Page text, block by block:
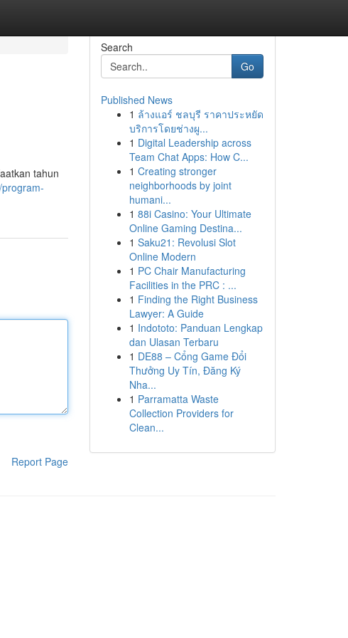
tahun
Report Page
Search
Go
Published News
1 ล้างแอร์ ชลบุรี ราคาประหยัด
บริการโดยช่างผู...
1 Digital Leadership across
Team Chat Apps: How C...
1 Creating stronger
neighborhoods by joint
humani...
1 88i Casino: Your Ultimate
Online Gaming Destina...
1 Saku21: Revolusi Slot
Online Modern
1 PC Chair Manufacturing
Facilities in the PRC : ...
1 Finding the Right Business
Lawyer: A Guide
1 Indototo: Panduan Lengkap
dan Ulasan Terbaru
1 DE88 – Cổng Game Đổi
Thưởng Uy Tín, Đăng Ký
Nha...
1 Parramatta Waste
Collection Providers for
Clean...